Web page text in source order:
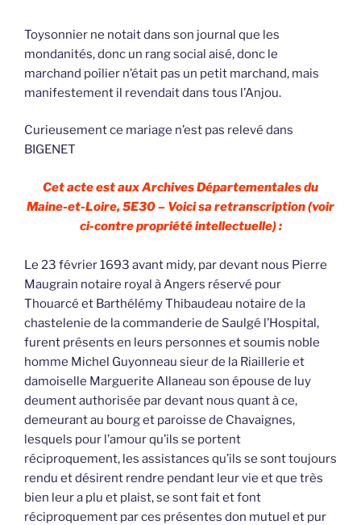
Toysonnier ne notait dans son journal que les
mondanités, donc un rang social aisé, donc le
marchand poîlier n’était pas un petit marchand, mais
manifestement il revendait dans tous l’Anjou.
Curieusement ce mariage n’est pas relevé dans
BIGENET
Cet acte est aux Archives Départementales du
Maine-et-Loire, 5E30 – Voici sa retranscription (voir
ci-contre propriété intellectuelle) :
Le 23 février 1693 avant midy, par devant nous Pierre
Maugrain notaire royal à Angers réservé pour
Thouarcé et Barthélémy Thibaudeau notaire de la
chastelenie de la commanderie de Saulgé l’Hospital,
furent présents en leurs personnes et soumis noble
homme Michel Guyonneau sieur de la Riaillerie et
damoiselle Marguerite Allaneau son épouse de luy
deument authorisée par devant nous quant à ce,
demeurant au bourg et paroisse de Chavaignes,
lesquels pour l’amour qu’ils se portent
réciproquement, les assistances qu’ils se sont toujours
rendu et désirent rendre pendant leur vie et que très
bien leur a plu et plaist, se sont fait et font
réciproquement par ces présentes don mutuel et pur